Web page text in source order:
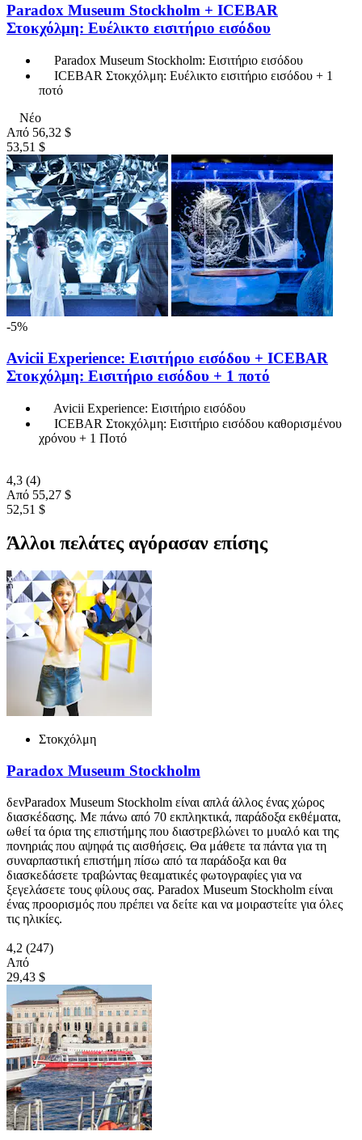
Paradox Museum Stockholm + ICEBAR
Στοκχόλμη: Ευέλικτο εισιτήριο εισόδου
Paradox Museum Stockholm: Εισιτήριο εισόδου
ICEBAR Στοκχόλμη: Ευέλικτο εισιτήριο εισόδου + 1
ποτό
Νέο
Από 56,32 $
53,51 $
-5%
Avicii Experience: Εισιτήριο εισόδου + ICEBAR
Στοκχόλμη: Εισιτήριο εισόδου + 1 ποτό
Avicii Experience: Εισιτήριο εισόδου
ICEBAR Στοκχόλμη: Εισιτήριο εισόδου καθορισμένου
χρόνου + 1 Ποτό
4,3 (4)
Από 55,27 $
52,51 $
Άλλοι πελάτες αγόρασαν επίσης
Στοκχόλμη
Paradox Museum Stockholm
δενParadox Museum Stockholm είναι απλά άλλος ένας χώρος
διασκέδασης. Με πάνω από 70 εκπληκτικά, παράδοξα εκθέματα,
ωθεί τα όρια της επιστήμης που διαστρεβλώνει το μυαλό και της
πονηριάς που αψηφά τις αισθήσεις. Θα μάθετε τα πάντα για τη
συναρπαστική επιστήμη πίσω από τα παράδοξα και θα
διασκεδάσετε τραβώντας θεαματικές φωτογραφίες για να
ξεγελάσετε τους φίλους σας. Paradox Museum Stockholm είναι
ένας προορισμός που πρέπει να δείτε και να μοιραστείτε για όλες
τις ηλικίες.
4,2 (247)
Από
29,43 $